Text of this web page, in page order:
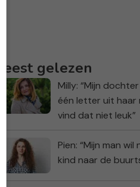
Meest gelezen
Milly: “Mijn
één letter uit haar
vind dat niet leuk”
Pien: “Mijn man
kind naar de